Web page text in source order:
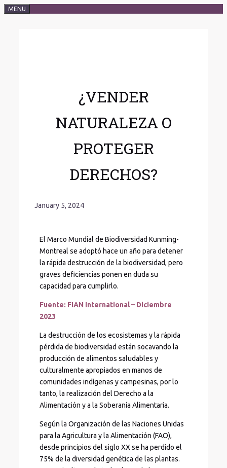
MENU
¿VENDER
NATURALEZA O
PROTEGER
DERECHOS?
January 5, 2024
El Marco Mundial de Biodiversidad Kunming-
Montreal se adoptó hace un año para detener
la rápida destrucción de la biodiversidad, pero
graves deficiencias ponen en duda su
capacidad para cumplirlo.
Fuente: FIAN International – Diciembre
2023
La destrucción de los ecosistemas y la rápida
pérdida de biodiversidad están socavando la
producción de alimentos saludables y
culturalmente apropiados en manos de
comunidades indígenas y campesinas, por lo
tanto, la realización del Derecho a la
Alimentación y a la Soberanía Alimentaria.
Según la Organización de las Naciones Unidas
para la Agricultura y la Alimentación (FAO),
desde principios del siglo XX se ha perdido el
75% de la diversidad genética de las plantas.